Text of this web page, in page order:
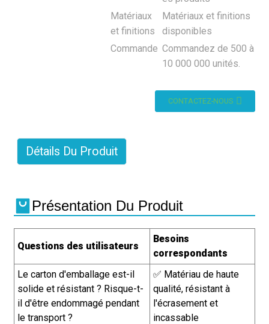
Matériaux
et finitions
Matériaux et finitions
disponibles
Commande Commandez de 500 à
10 000 000 unités.
CONTACTEZ-NOUS
Détails Du Produit
Présentation Du Produit
Questions des utilisateurs
Besoins
correspondants
Le carton d'emballage est-il
solide et résistant ? Risque-t-
il d'être endommagé pendant
le transport ?
✅ Matériau de haute
qualité, résistant à
l'écrasement et
incassable